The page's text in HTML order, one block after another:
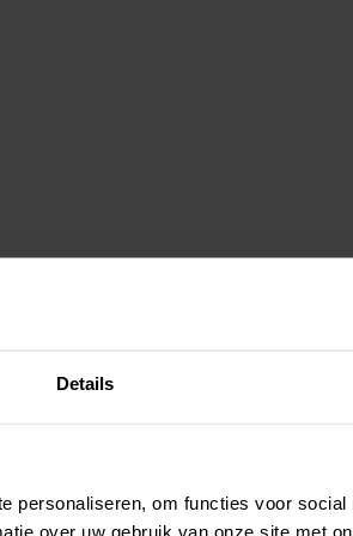
Details
personaliseren, om functies voor social
over uw gebruik van onze site met